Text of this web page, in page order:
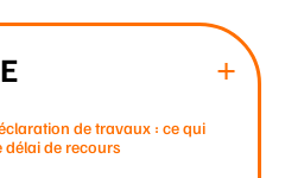
de travaux : ce qui
de recours